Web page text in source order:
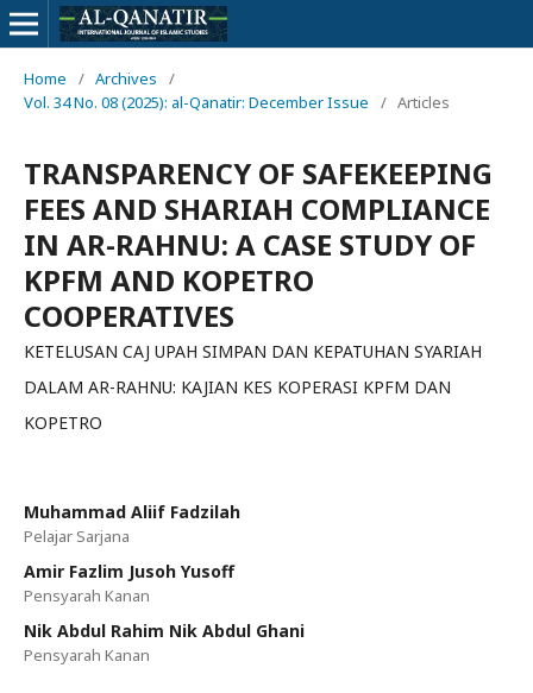
Home / Archives
/
Vol. 34 No. 08 (2025): al-Qanatir: December Issue
/ Articles
TRANSPARENCY OF SAFEKEEPING
FEES AND SHARIAH COMPLIANCE
IN AR-RAHNU: A CASE STUDY OF
KPFM AND KOPETRO
COOPERATIVES
KETELUSAN CAJ UPAH SIMPAN DAN KEPATUHAN SYARIAH
DALAM AR-RAHNU: KAJIAN KES KOPERASI KPFM DAN
KOPETRO
Muhammad Aliif Fadzilah
Pelajar Sarjana
Amir Fazlim Jusoh Yusoff
Pensyarah Kanan
Nik Abdul Rahim Nik Abdul Ghani
Pensyarah Kanan